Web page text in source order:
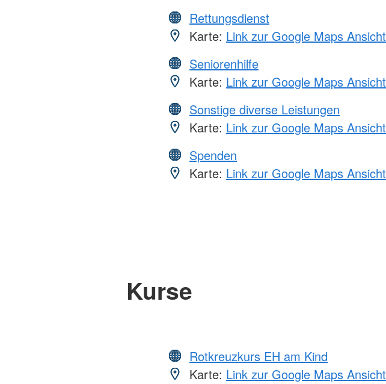
Rettungsdienst
Karte: Link zur Google Maps Ansicht
Seniorenhilfe
Karte: Link zur Google Maps Ansicht
Sonstige diverse Leistungen
Karte: Link zur Google Maps Ansicht
Spenden
Karte: Link zur Google Maps Ansicht
Kurse
Rotkreuzkurs EH am Kind
Karte: Link zur Google Maps Ansicht